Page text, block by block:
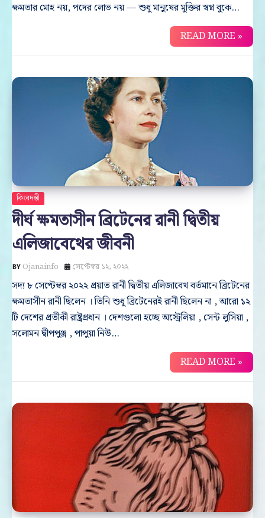
ক্ষমতার মোহ নয়, পদের লোভ নয় — শুধু মানুষের মুক্তির স্বপ্ন বুকে…
READ MORE »
কিংবদন্তী
দীর্ঘ ক্ষমতাসীন ব্রিটেনের রানী দ্বিতীয়
এলিজাবেথের জীবনী
Ojanainfo সেপ্টেম্বর ১২, ২০২২
সদ্য ৮ সেপ্টেম্বর ২০২২ প্রয়াত রানী দ্বিতীয় এলিজাবেথ বর্তমানে ব্রিটেনের
ক্ষমতাসীন রানী ছিলেন । তিনি শুধু ব্রিটেনেরই রানী ছিলেন না , আরো ১২
টি দেশের প্রতীকী রাষ্ট্রপ্রধান । দেশগুলো হচ্ছে অস্ট্রেলিয়া , সেন্ট লুসিয়া ,
সলোমন দ্বীপপুঞ্জ , পাপুয়া নিউ…
READ MORE »